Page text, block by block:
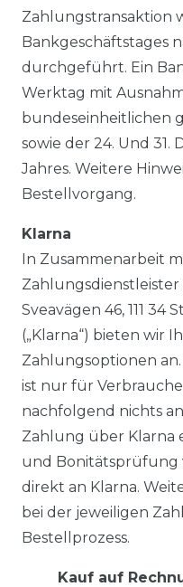
Zahlungstransaktion
Bankgeschäftstages
durchgeführt. Ein
Werktag mit
bundeseinheitlichen
sowie der 24. Und 31.
Jahres. Weitere
Bestellvorgang.
Klarna
In Zusammenarbeit
Zahlungsdienstleister
Sveavägen 46, 111 34
(„Klarna“) bieten wir
Zahlungsoptionen
ist nur für
nachfolgend nichts
Zahlung über Klarna
und Bonitätsprüfung
direkt an Klarna.
bei der jeweiligen
Bestellprozess.
Kauf auf